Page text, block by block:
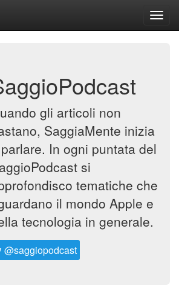
gli articoli non
SaggiaMente inizia
In ogni puntata del
si
tematiche che
il mondo Apple e
tecnologia in generale.
@saggiopodcast